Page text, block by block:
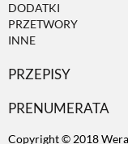
DODATKI
PRZETWORY
INNE
PRZEPISY
PRENUMERATA
Copyright © 2018